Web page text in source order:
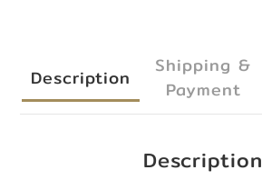
Description
Shipping &
Payment
Description